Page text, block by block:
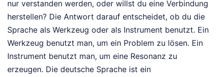
nur verstanden werden, oder willst du eine Verbindung
herstellen? Die Antwort darauf entscheidet, ob du die
Sprache als Werkzeug oder als Instrument benutzt. Ein
Werkzeug benutzt man, um ein Problem zu lösen. Ein
Instrument benutzt man, um eine Resonanz zu
erzeugen. Die deutsche Sprache ist ein